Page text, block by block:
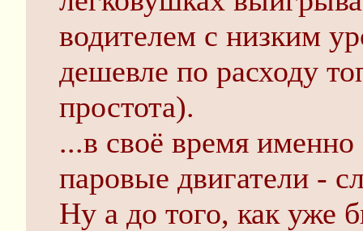
водителем с низким
дешевле по расходу
простота).
...в своё время
паровые двигатели -
Ну а до того, как уже